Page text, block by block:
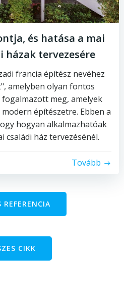
és hatása a mai
házak tervezesére
francia építész nevéhez
amelyben olyan fontos
meg, amelyek
építészetre. Ebben a
hogyan alkalmazhatóak
családi ház tervezésénél.
Tovább
REFERENCIA
CIKK